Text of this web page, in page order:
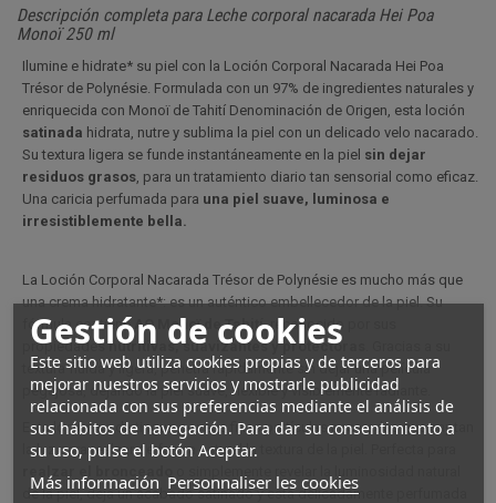
Gestión de cookies
Este sitio web utiliza cookies propias y de terceros para
mejorar nuestros servicios y mostrarle publicidad
relacionada con sus preferencias mediante el análisis de
sus hábitos de navegación. Para dar su consentimiento a
su uso, pulse el botón Aceptar.
Más información Personnaliser les cookies
Descripción completa para Leche corporal nacarada Hei Poa
Monoï 250 ml
Ilumine e hidrate* su piel con la Loción Corporal Nacarada Hei Poa
Trésor de Polynésie. Formulada con un 97% de ingredientes naturales y
enriquecida con Monoï de Tahití Denominación de Origen, esta loción
satinada hidrata, nutre y sublima la piel con un delicado velo nacarado.
Su textura ligera se funde instantáneamente en la piel sin dejar
residuos grasos , para un tratamiento diario tan sensorial como eficaz.
Una caricia perfumada para una piel suave, luminosa e
irresistiblemente bella.
La Loción Corporal Nacarada Trésor de Polynésie es mucho más que
una crema hidratante*: es un auténtico embellecedor de la piel. Su
fórmula contiene AO Monoï de Tahití, reconocido por sus
propiedades nutritivas, suavizantes y protectoras
textura fluida y ligera, penetra rápidamente sin dejar una película
pegajosa, dejando la piel suave, flexible y visiblemente radiante.
Esta loción se distingue por sus finas partículas nacaradas que captan
la luz para realzar de forma natural la textura de la piel. Perfecta para
de la piel, deja un acabado satinado y está delicadamente perfumada